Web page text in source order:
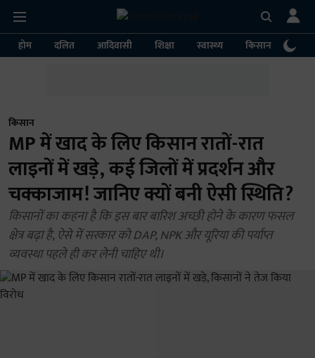
होम दलित आदिवासी शिक्षा स्वास्थ्य किसान
किसान
MP में खाद के लिए किसान रातों-रात
लाइनों में खड़े, कई जिलों में प्रदर्शन और
चक्काजाम! जानिए क्यों बनी ऐसी स्थिति?
किसानों का कहना है कि इस बार बारिश अच्छी होने के कारण फसल
क्षेत्र बढ़ा है, ऐसे में सरकार को DAP, NPK और यूरिया की पर्याप्त
व्यवस्था पहले ही कर लेनी चाहिए थी।